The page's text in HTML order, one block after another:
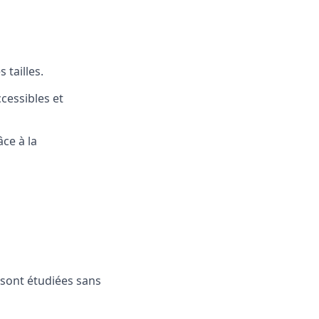
tailles.
et
à la
étudiées sans